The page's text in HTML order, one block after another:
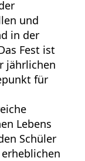
und
in der
Fest ist
jährlichen
für
Lebens
Schüler